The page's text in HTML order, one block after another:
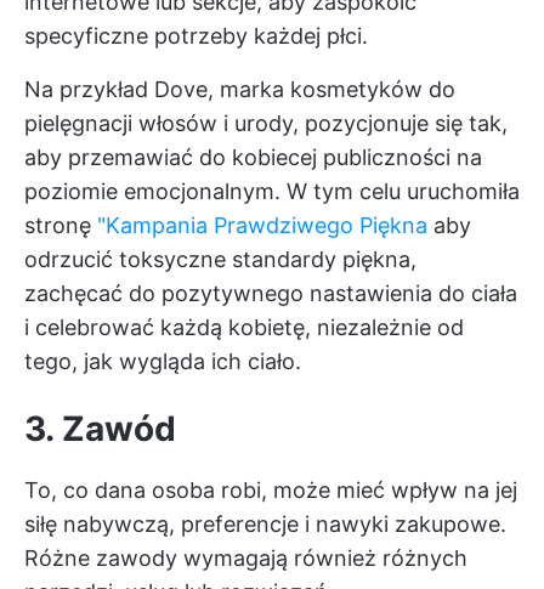
specyficzne potrzeby każdej płci.
Na przykład Dove, marka kosmetyków do
pielęgnacji włosów i urody, pozycjonuje się tak,
aby przemawiać do kobiecej publiczności na
poziomie emocjonalnym. W tym celu uruchomiła
stronę "Kampania Prawdziwego Piękna aby
odrzucić toksyczne standardy piękna,
zachęcać do pozytywnego nastawienia do ciała
i celebrować każdą kobietę, niezależnie od
tego, jak wygląda ich ciało.
3. Zawód
To, co dana osoba robi, może mieć wpływ na jej
siłę nabywczą, preferencje i nawyki zakupowe.
Różne zawody wymagają również różnych